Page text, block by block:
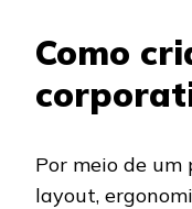
Como
Por meio de
layout,